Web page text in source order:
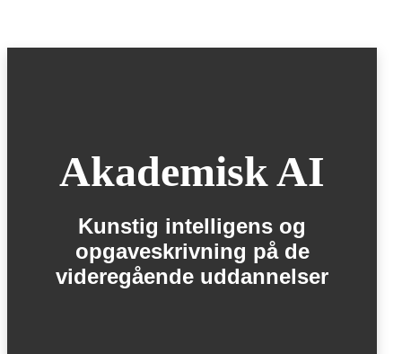
Akademisk AI
Kunstig intelligens og
opgaveskrivning på de
videregående uddannelser